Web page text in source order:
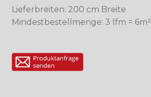
Lieferbreiten: 200 cm Breite
Mindestbestellmenge: 3 lfm = 6m²